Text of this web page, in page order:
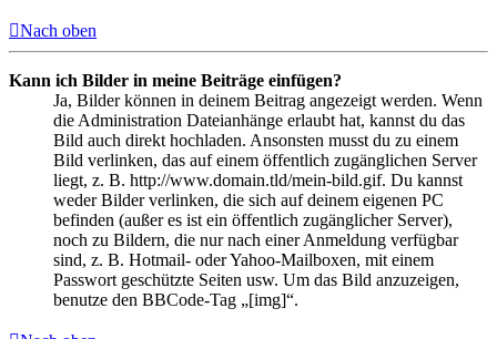
Nach oben
Kann ich Bilder in meine Beiträge einfügen?
Ja, Bilder können in deinem Beitrag angezeigt werden. Wenn
die Administration Dateianhänge erlaubt hat, kannst du das
Bild auch direkt hochladen. Ansonsten musst du zu einem
Bild verlinken, das auf einem öffentlich zugänglichen Server
liegt, z. B. http://www.domain.tld/mein-bild.gif. Du kannst
weder Bilder verlinken, die sich auf deinem eigenen PC
befinden (außer es ist ein öffentlich zugänglicher Server),
noch zu Bildern, die nur nach einer Anmeldung verfügbar
sind, z. B. Hotmail- oder Yahoo-Mailboxen, mit einem
Passwort geschützte Seiten usw. Um das Bild anzuzeigen,
benutze den BBCode-Tag „[img]“.